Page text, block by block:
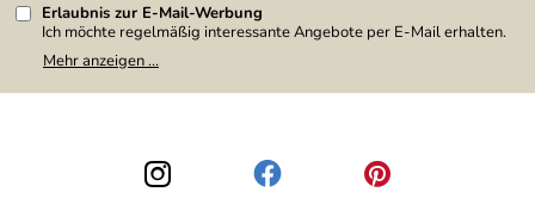
Erlaubnis zur E-Mail-Werbung
Ich möchte regelmäßig interessante Angebote per E-Mail erhalten.
Meine E-Mail-Adresse wird nicht an andere Unternehmen
weitergegeben. Zu statistischen Zwecken wird in anonymer Form
den Link "Abmelden" am Ende des Newsletters anklicke. Die
Datenschutzerklärung
habe ich zur Kenntnis genommen.
Mehr anzeigen ...